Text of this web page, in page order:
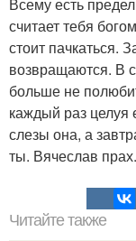
Всему есть
считает тебя
стоит пачкаться.
возвращаются. В
больше не
каждый раз целуя
слезы она, а
ты. Вячеслав прах.
Читайте также